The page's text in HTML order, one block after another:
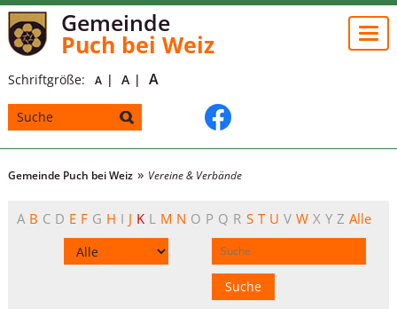
Gemeinde
Puch bei Weiz
Schriftgröße: A A A
Gemeinde Puch bei Weiz Vereine & Verbände
A B C D E F G H I J K L M N O P Q R S T U V W X Y Z Alle